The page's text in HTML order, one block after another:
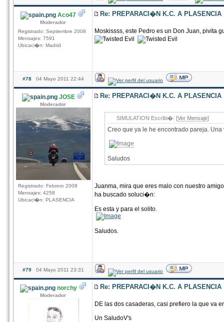
Aco47
Moderador
Registrado: Septiembre 2008
Mensajes: 7591
Ubicaci�n: Madrid
Re: PREPARACI�N K.C. A PLASENCIA
Moskissss, este Pedro es un Don Juan, pivita
#78 04 Mayo 2011 22:44
JOSE
Moderador
Registrado: Febrero 2008
Mensajes: 4258
Ubicaci�n: PLASENCIA
Re: PREPARACI�N K.C. A PLASENCIA
SIMULATION Escribi�: [Ver Mensaje]
Creo que ya le he encontrado pareja.
Saludos
Juanma, mira que eres malo con nuestro
ha buscado soluci�n:
Es esta y para el solito.
Saludos.
#79 04 Mayo 2011 23:31
norchy
Moderador
Re: PREPARACI�N K.C. A PLASENCIA
DE las dos casaderas, casi prefiero la que va
Un SaludoV's